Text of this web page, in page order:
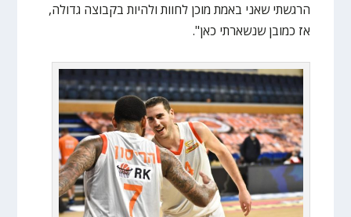
הרגשתי שאני באמת מוכן לחוות ולהיות בקבוצה גדולה,
אז כמובן שנשארתי כאן".